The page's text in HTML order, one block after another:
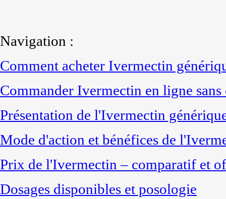
Navigation :
Comment acheter Ivermectin
Commander Ivermectin en ligne
Présentation de l'Ivermectin
Mode d'action et bénéfices de
Prix de l'Ivermectin – comparatif et
Dosages disponibles et posologie